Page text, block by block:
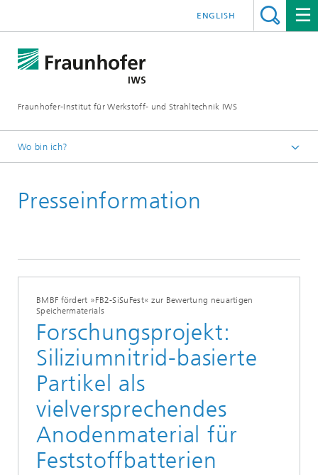
Fraunhofer-Institut für Werkstoff- und Strahltechnik IWS
ENGLISH
Wo bin ich?
News und Medien
Presseinformation
BMBF fördert »FB2-SiSuFest« zur Bewertung neuartigen
Speichermaterials
Forschungsprojekt:
Siliziumnitrid-basierte
Partikel als
vielversprechendes
Anodenmaterial für
Feststoffbatterien